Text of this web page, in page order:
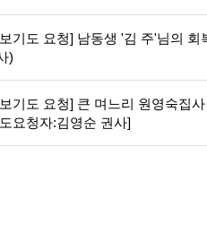
기도 요청] 남동생 '김 주'님의
)
기도 요청] 큰 며느리 원영숙집
요청자:김영순 권사]